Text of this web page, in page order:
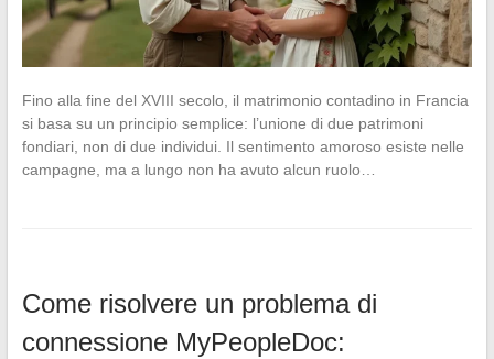
Fino alla fine del XVIII secolo, il matrimonio contadino in Francia
si basa su un principio semplice: l’unione di due patrimoni
fondiari, non di due individui. Il sentimento amoroso esiste nelle
campagne, ma a lungo non ha avuto alcun ruolo…
Come risolvere un problema di
connessione MyPeopleDoc: